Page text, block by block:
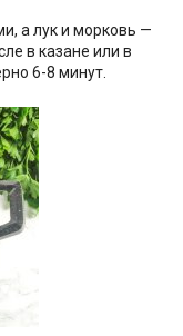
а лук и морковь —
в казане или в
6-8 минут.